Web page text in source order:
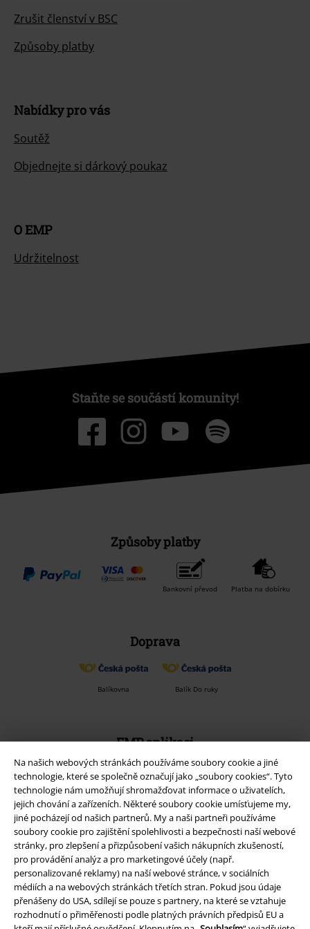
Na našich webových stránkách používáme soubory cookie a jiné
technologie, které se společně označují jako „soubory cookies“. Tyto
technologie nám umožňují shromažďovat informace o uživatelích,
jejich chování a zařízeních. Některé soubory cookie umísťujeme my,
jiné pocházejí od našich partnerů. My a naši partneři používáme
soubory cookie pro zajištění spolehlivosti a bezpečnosti naší webové
stránky, pro zlepšení a přizpůsobení vašich nákupních zkušeností,
pro provádění analýz a pro marketingové účely (např.
personalizované reklamy) na naší webové stránce, v sociálních
médiích a na webových stránkách třetích stran. Pokud jsou údaje
přenášeny do USA, sdílejí se pouze s partnery, na které se vztahuje
rozhodnutí o přiměřenosti podle platných právních předpisů EU a
Zrušit členství v BSC
Způsoby platby
Nabídky pro vás
Soutěž
Objednejte si dárkový poukaz
O EMP
Udržitelnost
Staňte se součástí komunity!
Způsoby platby
Bankovní převod Platba na dobírku
Doprava
Balíkovna Balík Do ruky
EMP aplikaci
Stáhněte si novou EMP aplikaci zdarma a využijte všechny nové
funkce a výhody!
A Warner Music Group Company